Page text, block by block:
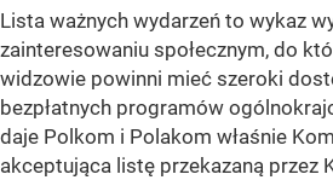
Lista ważnych wydarzeń to wykaz
zainteresowaniu społecznym, do
widzowie powinni mieć szeroki
bezpłatnych programów
daje Polkom i Polakom właśnie
akceptująca listę przekazaną przez